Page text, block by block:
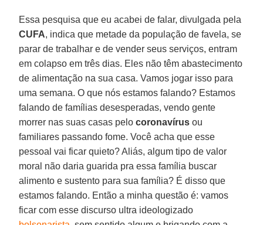
Essa pesquisa que eu acabei de falar, divulgada pela
CUFA, indica que metade da população de favela, se
parar de trabalhar e de vender seus serviços, entram
em colapso em três dias. Eles não têm abastecimento
de alimentação na sua casa. Vamos jogar isso para
uma semana. O que nós estamos falando? Estamos
falando de famílias desesperadas, vendo gente
morrer nas suas casas pelocoronavírus ou
familiares passando fome. Você acha que esse
pessoal vai ficar quieto? Aliás, algum tipo de valor
moral não daria guarida pra essa família buscar
alimento e sustento para sua família? É disso que
estamos falando. Então a minha questão é: vamos
ficar com esse discurso ultra ideologizado